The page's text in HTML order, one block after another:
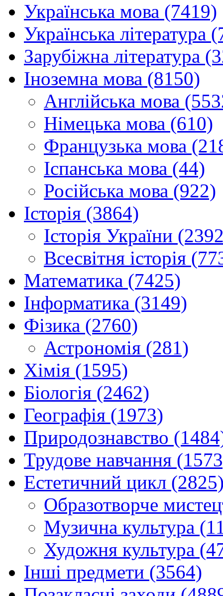
Українська мова (7419)
Українська література
Зарубіжна література
Іноземна мова (8150)
Англійська мова
Німецька мова (610)
Французька мова
Іспанська мова (44)
Російська мова (922)
Історія (3864)
Історія України
Всесвітня історія
Математика (7425)
Інформатика (3149)
Фізика (2760)
Астрономія (281)
Хімія (1595)
Біологія (2462)
Географія (1973)
Природознавство
Трудове навчання
Естетичний цикл
Образотворче
Музична культура
Художня культура
Інші предмети (3564)